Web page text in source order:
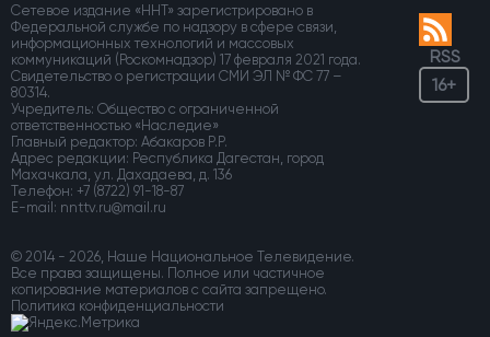
Сетевое издание «ННТ» зарегистрировано в
Федеральной службе по надзору в сфере связи,
информационных технологий и массовых
коммуникаций (Роскомнадзор) 17 февраля 2021 года.
Свидетельство о регистрации СМИ ЭЛ № ФС 77 –
80314.
Учредитель: Общество с ограниченной
ответственностью «Наследие»
Главный редактор: Абакаров Р.Р.
Адрес редакции: Республика Дагестан, город
Махачкала, ул. Дахадаева, д. 136
Телефон: +7 (8722) 91-18-87
E-mail:
© 2014 - 2026, Наше Национальное Телевидение.
Все права защищены. Полное или частичное
копирование материалов с сайта запрещено.
Политика конфиденциальности
RSS
16+